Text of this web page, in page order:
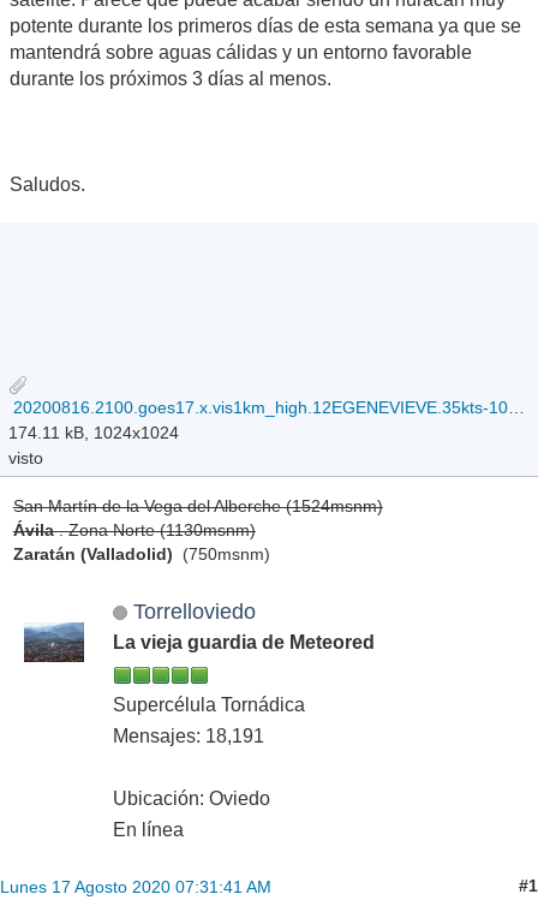
potente durante los primeros días de esta semana ya que se
mantendrá sobre aguas cálidas y un entorno favorable
durante los próximos 3 días al menos.
Saludos.
20200816.2100.goes17.x.vis1km_high.12EGENEVIEVE.35kts-1004mb-119N-984W.100pc.jpg
174.11 kB, 1024x1024
visto
San Martín de la Vega del Alberche (1524msnm)
Ávila. Zona Norte (1130msnm)
Zaratán (Valladolid) (750msnm)
Torrelloviedo
La vieja guardia de Meteored
Supercélula Tornádica
Mensajes: 18,191
Ubicación: Oviedo
En línea
Lunes 17 Agosto 2020 07:31:41 AM #1